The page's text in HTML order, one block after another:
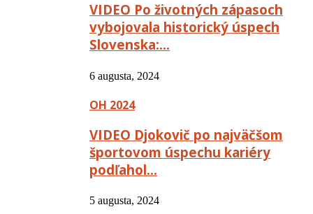
VIDEO Po životných zápasoch
vybojovala historický úspech
Slovenska:…
6 augusta, 2024
OH 2024
VIDEO Djokovič po najväčšom
športovom úspechu kariéry
podľahol…
5 augusta, 2024